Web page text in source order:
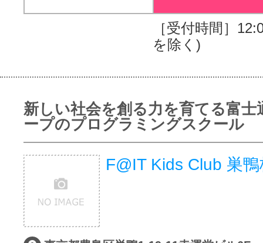
［受付時間］
を除く)
新しい社会を創る力を育てる富士
ープのプログラミングスクール
F@IT Kids Club 巣